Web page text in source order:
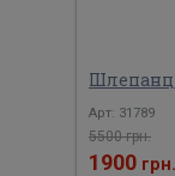
Арт: 31789
5500 грн.
1900 грн.